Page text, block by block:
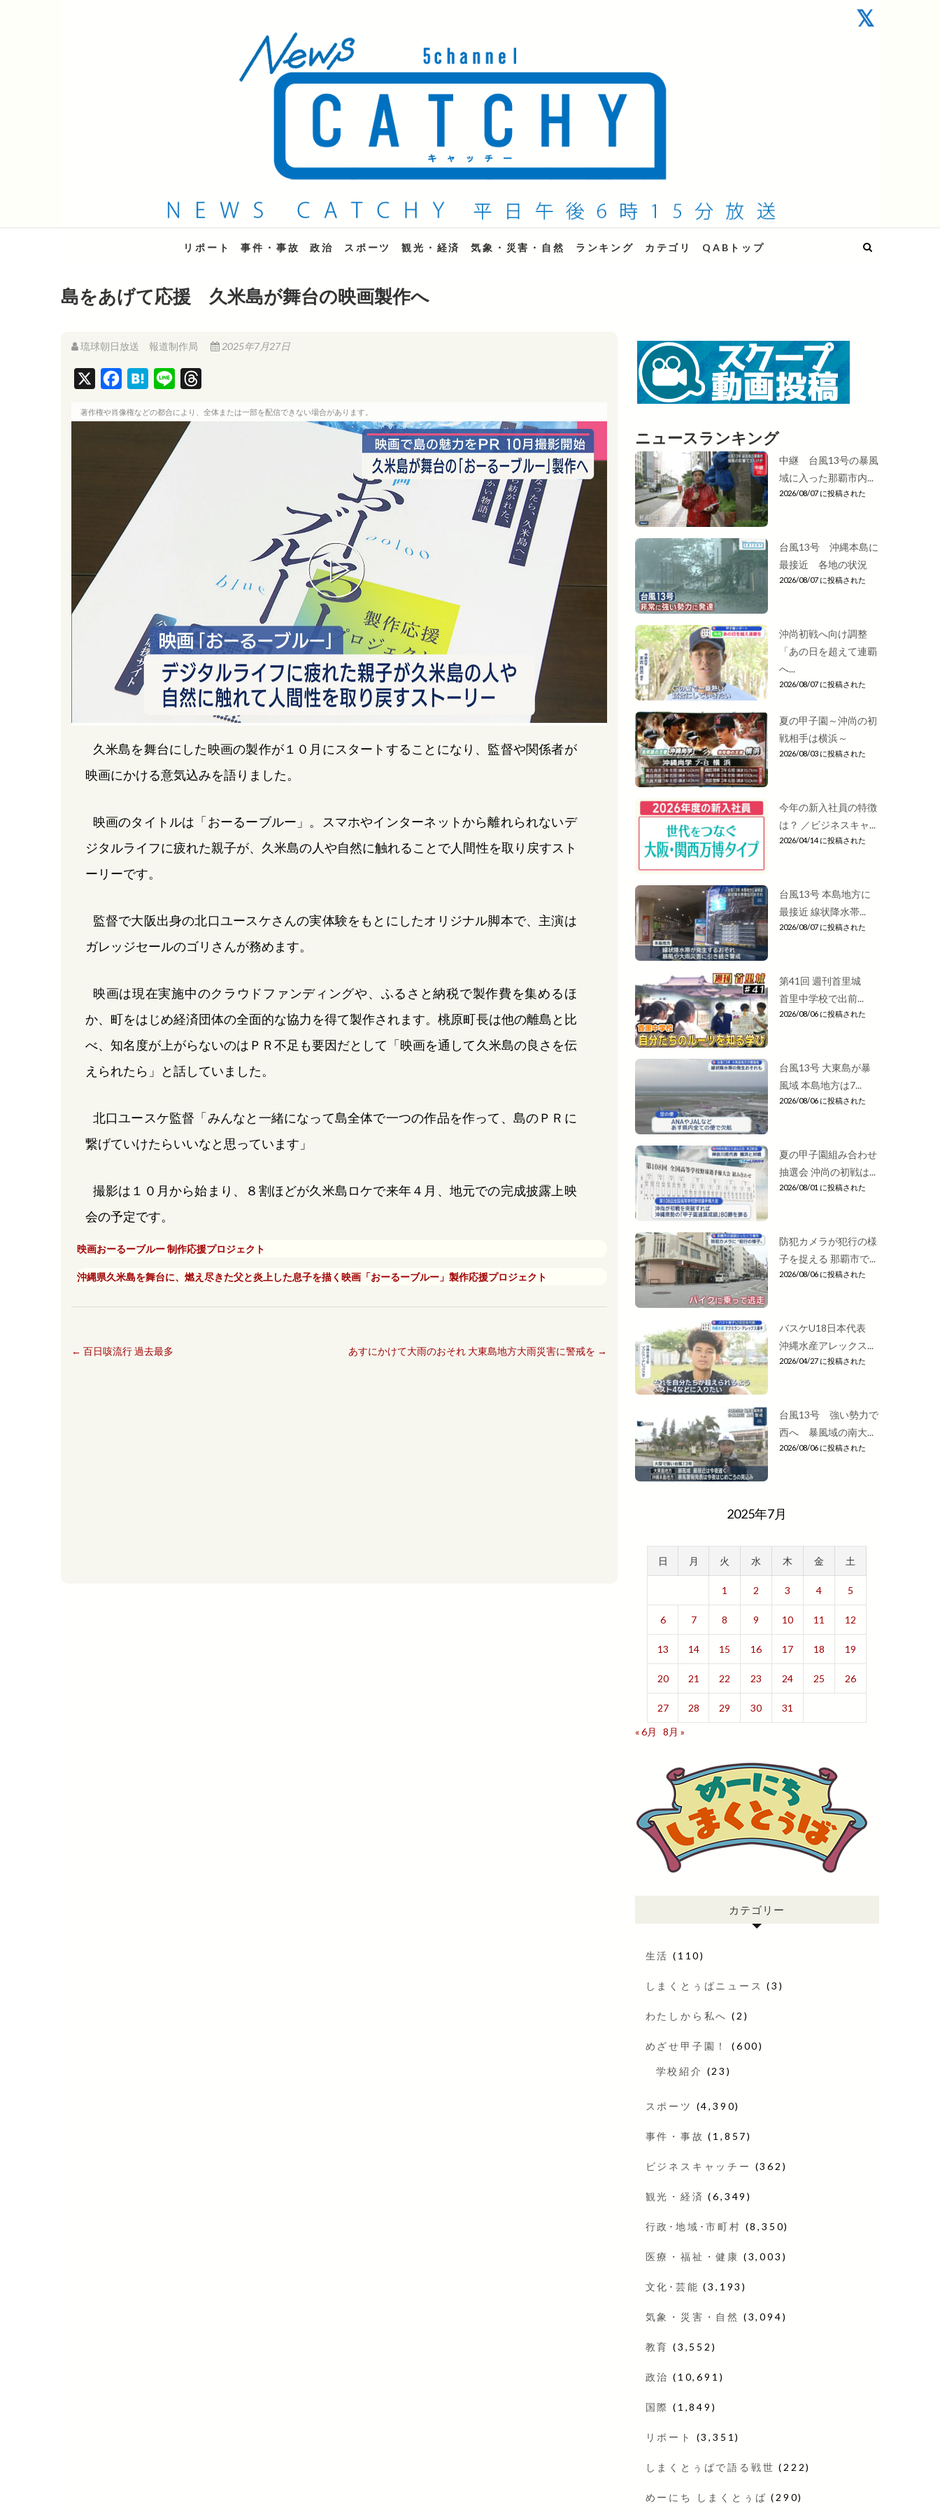
QAB NEWS Headline
キャッチー 月曜〜金曜 午後6時15分放送
リポート 事件・事故 政治 スポーツ 観光・経済 気象・災害・自然 ランキング カテゴリ QABトップ
島をあげて応援 久米島が舞台の映画製作へ
琉球朝日放送 報道制作局 2025年7月27日
c
k
H
t
a
n
e
r
著作権や肖像権などの都合により、全体または一部を配信できない場合があります。
久米島を舞台にした映画の製作が１０月にスタートすることになり、監督や関係者が
映画にかける意気込みを語りました。
映画のタイトルは「おーるーブルー」。スマホやインターネットから離れられないデ
ジタルライフに疲れた親子が、久米島の人や自然に触れることで人間性を取り戻すスト
ーリーです。
監督で大阪出身の北口ユースケさんの実体験をもとにしたオリジナル脚本で、主演は
ガレッジセールのゴリさんが務めます。
映画は現在実施中のクラウドファンディングや、ふるさと納税で製作費を集めるほ
か、町をはじめ経済団体の全面的な協力を得て製作されます。桃原町長は他の離島と比
べ、知名度が上がらないのはＰＲ不足も要因だとして「映画を通して久米島の良さを伝
えられたら」と話していました。
北口ユースケ監督「みんなと一緒になって島全体で一つの作品を作って、島のＰＲに
繋げていけたらいいなと思っています」
撮影は１０月から始まり、８割ほどが久米島ロケで来年４月、地元での完成披露上映
会の予定です。
映画おーるーブルー 制作応援プロジェクト
沖縄県久米島を舞台に、燃え尽きた父と炎上した息子を描く映画「おーるーブルー」製作応援プロジェクト
← 百日咳流行 過去最多 あすにかけて大雨のおそれ 大東島地方大雨災害に警戒を →
ニュースランキング
中継 台風13号の暴風
域に入った那覇市内...
2026/08/07 に投稿された
台風13号 沖縄本島に
最接近 各地の状況
2026/08/07 に投稿された
沖尚初戦へ向け調整
「あの日を超えて連覇
へ...
2026/08/07 に投稿された
夏の甲子園～沖尚の初
戦相手は横浜～
2026/08/03 に投稿された
今年の新入社員の特徴
は？ ／ビジネスキャ...
2026/04/14 に投稿された
台風13号 本島地方に
最接近 線状降水帯...
2026/08/07 に投稿された
第41回 週刊首里城
首里中学校で出前...
2026/08/06 に投稿された
台風13号 大東島が暴
風域 本島地方は7...
2026/08/06 に投稿された
夏の甲子園組み合わせ
抽選会 沖尚の初戦は...
2026/08/01 に投稿された
防犯カメラが犯行の様
子を捉える 那覇市で...
2026/08/06 に投稿された
バスケU18日本代表
沖縄水産アレックス...
2026/04/27 に投稿された
台風13号 強い勢力で
西へ 暴風域の南大...
2026/08/06 に投稿された
2025年7月
日 月 火 水 木 金 土
1 2 3 4 5
6 7 8 9 10 11 12
13 14 15 16 17 18 19
20 21 22 23 24 25 26
27 28 29 30
31
« 6月
8月 »
カテゴリー
生活 (110)
しまくとぅばニュース (3)
わたしから私へ (2)
めざせ甲子園！ (600)
学校紹介 (23)
スポーツ (4,390)
事件・事故 (1,857)
ビジネスキャッチー (362)
観光・経済 (6,349)
行政･地域･市町村 (8,350)
医療・福祉・健康 (3,003)
文化･芸能 (3,193)
気象・災害・自然 (3,094)
教育 (3,552)
政治 (10,691)
国際 (1,849)
リポート (3,351)
しまくとぅばで語る戦世 (222)
めーにち しまくとぅば (290)